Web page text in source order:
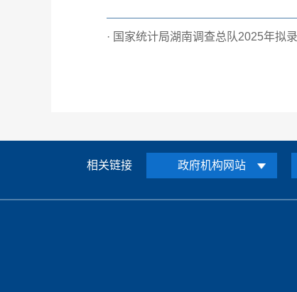
· 国家统计局湖南调查总队2025年拟
相关链接 政府机构网站